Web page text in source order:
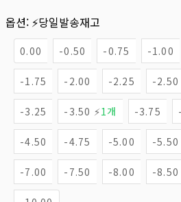
옵션: ⚡당일발송재고
0.00 -0.50 -0.75 -1.00
-1.75 -2.00 -2.25 -2.50
-3.25 -3.50 ⚡1개 -3.75
-4.50 -4.75 -5.00 -5.50
-7.00 -7.50 -8.00 -8.50